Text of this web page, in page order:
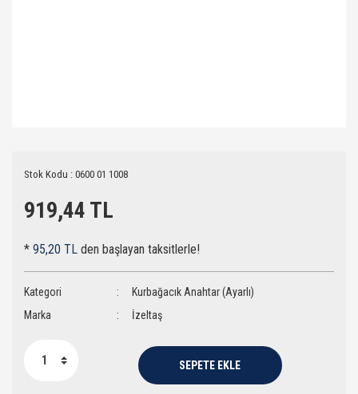
Stok Kodu : 0600 01 1008
919,44 TL
* 95,20 TL den başlayan taksitlerle!
Kategori
Kurbağacık Anahtar (Ayarlı)
Marka
İzeltaş
SEPETE EKLE